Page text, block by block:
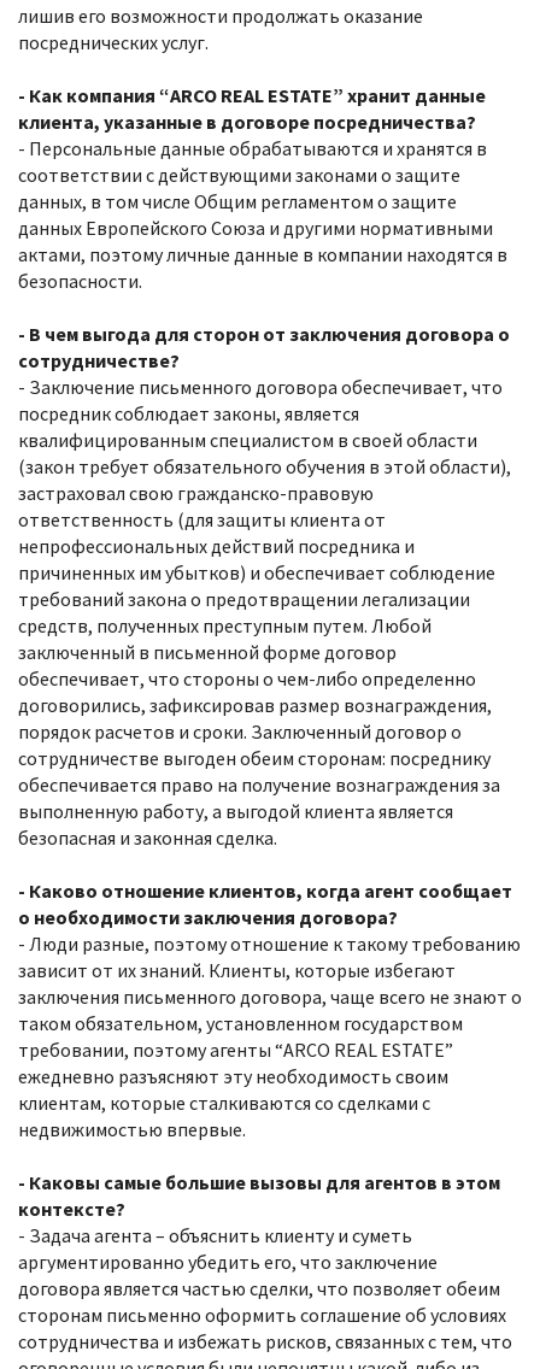
лишив его возможности продолжать оказание
посреднических услуг.
- Как компания “ARCO REAL ESTATE” хранит данные
клиента, указанные в договоре посредничества?
- Персональные данные обрабатываются и хранятся в
соответствии с действующими законами о защите
данных, в том числе Общим регламентом о защите
данных Европейского Союза и другими нормативными
актами, поэтому личные данные в компании находятся в
безопасности.
- В чем выгода для сторон от заключения договора о
сотрудничестве?
- Заключение письменного договора обеспечивает, что
посредник соблюдает законы, является
квалифицированным специалистом в своей области
(закон требует обязательного обучения в этой области),
застраховал свою гражданско-правовую
ответственность (для защиты клиента от
непрофессиональных действий посредника и
причиненных им убытков) и обеспечивает соблюдение
требований закона о предотвращении легализации
средств, полученных преступным путем. Любой
заключенный в письменной форме договор
обеспечивает, что стороны о чем-либо определенно
договорились, зафиксировав размер вознаграждения,
порядок расчетов и сроки. Заключенный договор о
сотрудничестве выгоден обеим сторонам: посреднику
обеспечивается право на получение вознаграждения за
выполненную работу, а выгодой клиента является
безопасная и законная сделка.
- Каково отношение клиентов, когда агент сообщает
о необходимости заключения договора?
- Люди разные, поэтому отношение к такому требованию
зависит от их знаний. Клиенты, которые избегают
заключения письменного договора, чаще всего не знают о
таком обязательном, установленном государством
требовании, поэтому агенты “ARCO REAL ESTATE”
ежедневно разъясняют эту необходимость своим
клиентам, которые сталкиваются со сделками с
недвижимостью впервые.
- Каковы самые большие вызовы для агентов в этом
контексте?
- Задача агента – объяснить клиенту и суметь
аргументированно убедить его, что заключение
договора является частью сделки, что позволяет обеим
сторонам письменно оформить соглашение об условиях
сотрудничества и избежать рисков, связанных с тем, что